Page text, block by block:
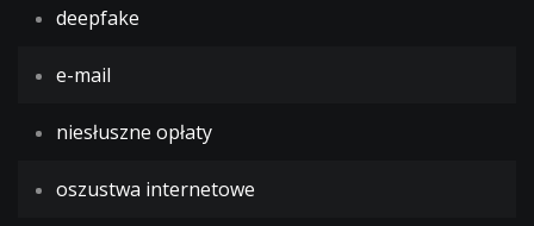
deepfake
e-mail
niesłuszne opłaty
oszustwa internetowe